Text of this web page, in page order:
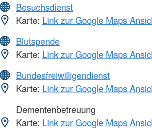
Besuchsdienst
Karte: Link zur Google Maps
Blutspende
Karte: Link zur Google Maps
Bundesfreiwilligendienst
Karte: Link zur Google Maps
Dementenbetreuung
Karte: Link zur Google Maps